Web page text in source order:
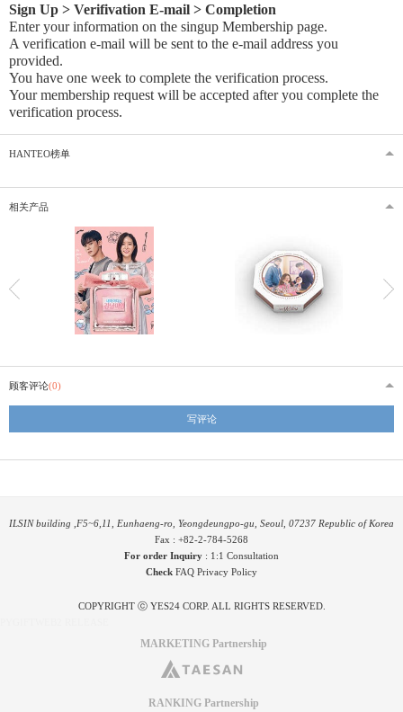
Sign Up > Verifivation E-mail > Completion
Enter your information on the singup Membership page.
A verification e-mail will be sent to the e-mail address you
provided.
You have one week to complete the verification process.
Your membership request will be accepted after you complete the
verification process.
HANTEO榜单
相关产品
顾客评论(0)
写评论
ILSIN building ,F5~6,11, Eunhaeng-ro, Yeongdeungpo-gu, Seoul, 07237 Republic of Korea
Fax : +82-2-784-5268
For order Inquiry : 1:1 Consultation
Check FAQ Privacy Policy
COPYRIGHT ⓒ YES24 CORP. ALL RIGHTS RESERVED.
MARKETING Partnership
RANKING Partnership